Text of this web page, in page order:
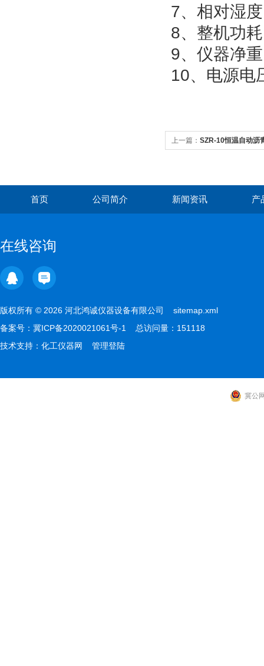
7、相对湿
8、整机功
9、仪器净
10、电源电
上一篇： SZR-10恒温自动沥
首页 公司简介 新闻资讯 产
在线咨询
版权所有 © 2026 河北鸿诚仪器设备有限公司 sitemap.xml
备案号： 冀ICP备2020021061号-1
总访问量：151118
技术支持： 化工仪器网 管理登陆
冀公